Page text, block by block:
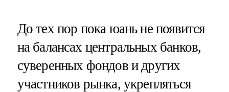
До тех пор пока юань не появится
на балансах центральных банков,
суверенных фондов и других
участников рынка, укрепляться